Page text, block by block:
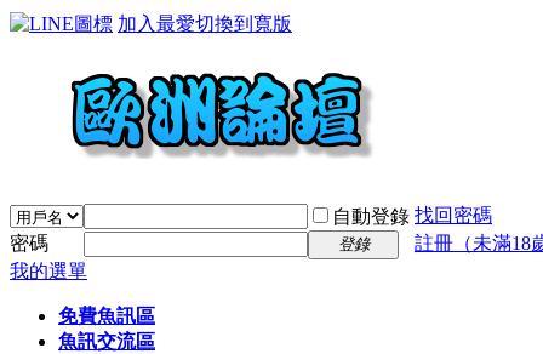
加入最愛切換到寬版
自動登錄 找回密碼
密碼
登錄
註冊（未滿18
我的選單
免費魚訊區
魚訊交流區